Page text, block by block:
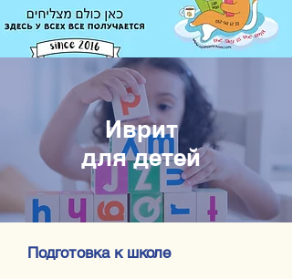
Подготовка к школе
Иврит
для детей